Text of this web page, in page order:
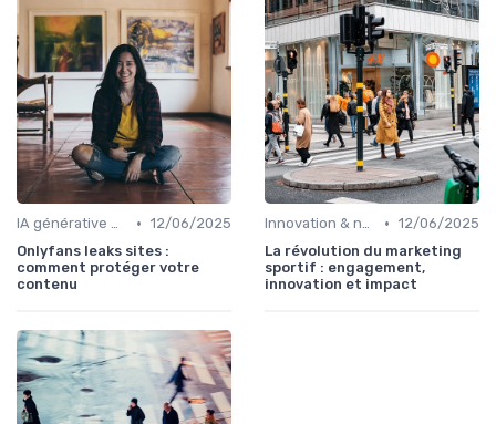
IA générative & futur du marketing • 12/06/2025
Onlyfans leaks sites :
comment protéger votre
contenu
Innovation & nouveaux leviers marketing • 12/06/2025
La révolution du marketing
sportif : engagement,
innovation et impact